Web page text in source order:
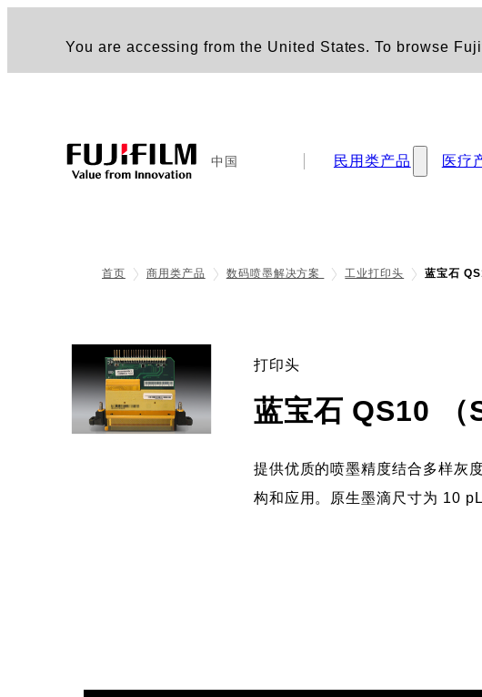
You are accessing from the United States. To browse
中国 民用类产品 医疗
首页 商用类产品 数码喷墨解决方案 工业打印头 蓝宝石
打印头
蓝宝石 QS10 （
提供优质的喷墨精度结合多样灰
构和应用。原生墨滴尺寸为 10 pL